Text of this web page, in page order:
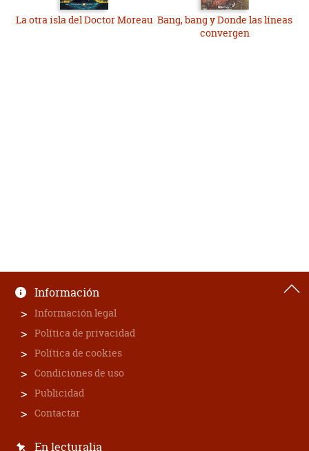
La otra isla del Doctor Moreau Bang, bang y Donde las líneas
convergen
Información
Información legal
Política de privacidad
Política de cookies
Condiciones de uso
Publicidad
Contactar
En lecturalia